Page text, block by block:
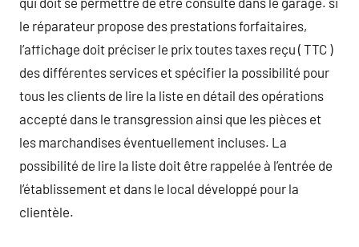
le réparateur propose des prestations forfaitaires,
l’affichage doit préciser le prix toutes taxes reçu ( TTC )
des différentes services et spécifier la possibilité pour
tous les clients de lire la liste en détail des opérations
accepté dans le transgression ainsi que les pièces et
les marchandises éventuellement incluses. La
possibilité de lire la liste doit être rappelée à l’entrée de
l’établissement et dans le local développé pour la
clientèle.